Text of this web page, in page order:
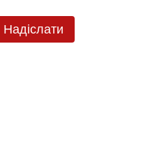
Надіслати